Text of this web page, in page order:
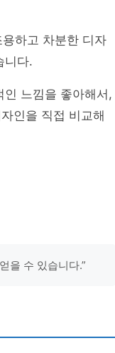
하고 차분한 디자
니다.
느낌을 좋아해서,
인을 직접 비교해
을 수 있습니다.”